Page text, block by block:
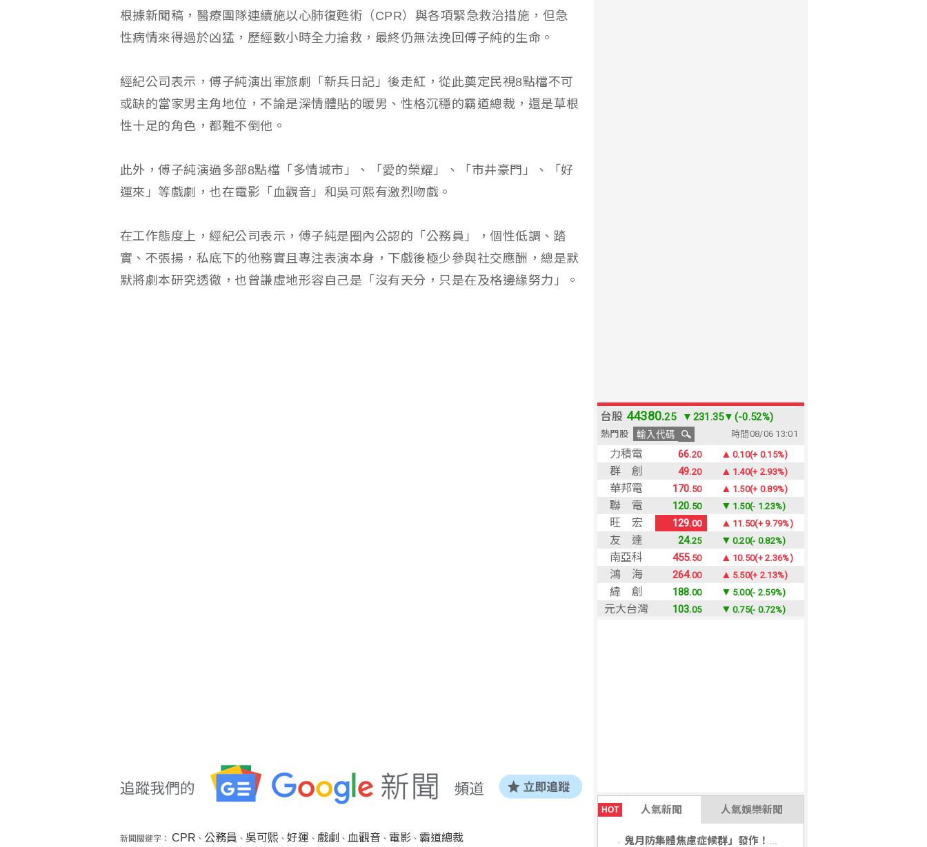
HOT 人氣新聞 人氣娛樂新聞
鬼月防集體焦慮症候群」發作！醫揭：安度民俗月2大「認知調適」對策
根據新聞稿，醫療團隊連續施以心肺復甦術（CPR）與各項緊急救治措施，但急
性病情來得過於凶猛，歷經數小時全力搶救，最終仍無法挽回傅子純的生命。
經紀公司表示，傅子純演出軍旅劇「新兵日記」後走紅，從此奠定民視8點檔不可
或缺的當家男主角地位，不論是深情體貼的暖男、性格沉穩的霸道總裁，還是草根
性十足的角色，都難不倒他。
此外，傅子純演過多部8點檔「多情城市」、「愛的榮耀」、「市井豪門」、「好
運來」等戲劇，也在電影「血觀音」和吳可熙有激烈吻戲。
在工作態度上，經紀公司表示，傅子純是圈內公認的「公務員」，個性低調、踏
實、不張揚，私底下的他務實且專注表演本身，下戲後極少參與社交應酬，總是默
默將劇本研究透徹，也曾謙虛地形容自己是「沒有天分，只是在及格邊緣努力」。
新聞關鍵字： CPR 、 公務員 、 吳可熙 、 好運 、 戲劇 、 血觀音、 電影、 霸道總裁